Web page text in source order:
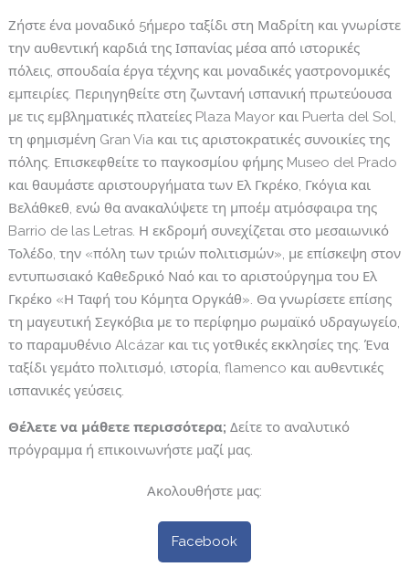
Ζήστε ένα μοναδικό 5ήμερο ταξίδι στη Μαδρίτη και γνωρίστε
την αυθεντική καρδιά της Ισπανίας μέσα από ιστορικές
πόλεις, σπουδαία έργα τέχνης και μοναδικές γαστρονομικές
εμπειρίες. Περιηγηθείτε στη ζωντανή ισπανική πρωτεύουσα
με τις εμβληματικές πλατείες Plaza Mayor και Puerta del Sol,
τη φημισμένη Gran Via και τις αριστοκρατικές συνοικίες της
πόλης. Επισκεφθείτε το παγκοσμίου φήμης Museo del Prado
και θαυμάστε αριστουργήματα των Ελ Γκρέκο, Γκόγια και
Βελάθκεθ, ενώ θα ανακαλύψετε τη μποέμ ατμόσφαιρα της
Barrio de las Letras. Η εκδρομή συνεχίζεται στο μεσαιωνικό
Τολέδο, την «πόλη των τριών πολιτισμών», με επίσκεψη στον
εντυπωσιακό Καθεδρικό Ναό και το αριστούργημα του Ελ
Γκρέκο «Η Ταφή του Κόμητα Οργκάθ». Θα γνωρίσετε επίσης
τη μαγευτική Σεγκόβια με το περίφημο ρωμαϊκό υδραγωγείο,
το παραμυθένιο Alcázar και τις γοτθικές εκκλησίες της. Ένα
ταξίδι γεμάτο πολιτισμό, ιστορία, flamenco και αυθεντικές
ισπανικές γεύσεις.
Θέλετε να μάθετε περισσότερα; Δείτε το αναλυτικό
πρόγραμμα ή επικοινωνήστε μαζί μας.
Ακολουθήστε μας:
Facebook